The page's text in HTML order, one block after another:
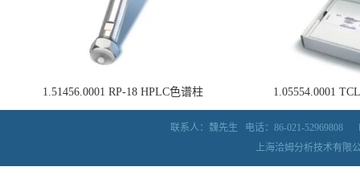
1.51456.0001 RP-18 HPLC色谱柱 1.05554.0001
联系人：魏先生 电话：86-021-52969808
上海洽姆分析技术有限